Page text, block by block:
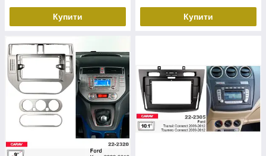
Купити Купити